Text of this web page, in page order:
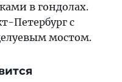
в гондолах.
Петербург с
мостом.